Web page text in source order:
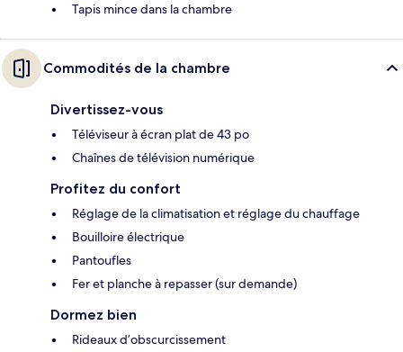
Tapis mince dans la chambre
Commodités de la chambre
Divertissez-vous
Téléviseur à écran plat de 43 po
Chaînes de télévision numérique
Profitez du confort
Réglage de la climatisation et réglage du chauffage
Bouilloire électrique
Pantoufles
Fer et planche à repasser (sur demande)
Dormez bien
Rideaux d’obscurcissement